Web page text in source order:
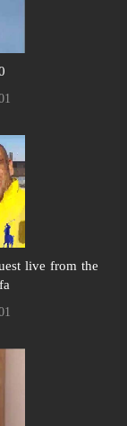
01 كانون
live from the
01 كانون